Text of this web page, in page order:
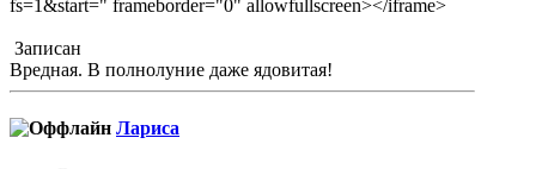
fs=1&start=" frameborder="0" allowfullscreen></iframe>
Записан
Вредная. В полнолуние даже ядовитая!
Лариса